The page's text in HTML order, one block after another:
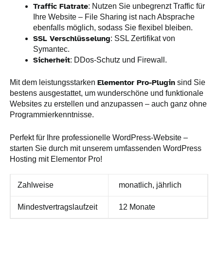
Traffic Flatrate: Nutzen Sie unbegrenzt Traffic für
Ihre Website – File Sharing ist nach Absprache
ebenfalls möglich, sodass Sie flexibel bleiben.
SSL Verschlüsselung: SSL Zertifikat von
Symantec.
Sicherheit: DDos-Schutz und Firewall.
Mit dem leistungsstarken Elementor Pro-Plugin sind Sie
bestens ausgestattet, um wunderschöne und funktionale
Websites zu erstellen und anzupassen – auch ganz ohne
Programmierkenntnisse.
Perfekt für Ihre professionelle WordPress-Website –
starten Sie durch mit unserem umfassenden WordPress
Hosting mit Elementor Pro!
Zahlweise monatlich, jährlich
Mindestvertragslaufzeit 12 Monate